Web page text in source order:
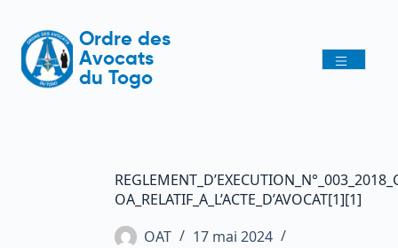
Ordre des
Avocats
du Togo
OA_RELATIF_A_L’ACTE_D’AVOCAT[1][1]
OAT
17 mai 2024